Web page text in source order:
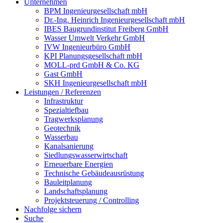
Unternehmen
BPM Ingenieurgesellschaft mbH
Dr.-Ing. Heinrich Ingenieurgesellschaft mbH
IBES Baugrundinstitut Freiberg GmbH
Wasser Umwelt Verkehr GmbH
IVW Ingenieurbüro GmbH
KPI Planungsgesellschaft mbH
MOLL-prd GmbH & Co. KG
Gast GmbH
SKH Ingenieurgesellschaft mbH
Leistungen / Referenzen
Infrastruktur
Spezialtiefbau
Tragwerksplanung
Geotechnik
Wasserbau
Kanalsanierung
Siedlungswasserwirtschaft
Erneuerbare Energien
Technische Gebäudeausrüstung
Bauleitplanung
Landschaftsplanung
Projektsteuerung / Controlling
Nachfolge sichern
Suche